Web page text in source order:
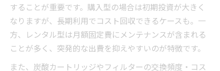
することが重要です。購入型の場合は初期投資が大きく
なりますが、長期利用でコスト回収できるケースも。一
方、レンタル型は月額固定費にメンテナンスが含まれる
ことが多く、突発的な出費を抑えやすいのが特徴です。
また、炭酸カートリッジやフィルターの交換頻度・コス